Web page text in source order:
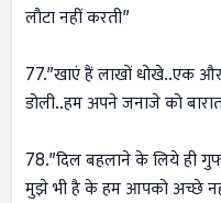
लौटा नहीं करती”
77.”खाएं हैं लाखों धोखे..एक
डोली..हम अपने जनाजे को
78.”दिल बहलाने के लिये ही
मुझे भी है के हम आपको अच्छे